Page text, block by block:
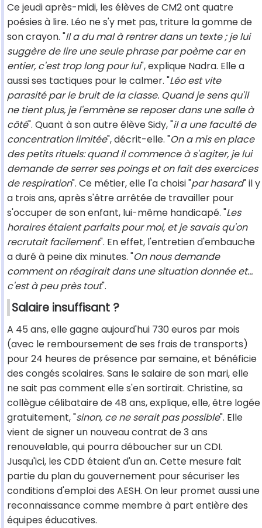
Ce jeudi après-midi, les élèves de CM2 ont quatre
poésies à lire. Léo ne s'y met pas, triture la gomme de
son crayon. "Il a du mal à rentrer dans un texte ; je lui
suggère de lire une seule phrase par poème car en
entier, c'est trop long pour lui", explique Nadra. Elle a
aussi ses tactiques pour le calmer. "Léo est vite
parasité par le bruit de la classe. Quand je sens qu'il
ne tient plus, je l'emmène se reposer dans une salle à
côté". Quant à son autre élève Sidy, "il a une faculté de
concentration limitée", décrit-elle. "On a mis en place
des petits rituels: quand il commence à s'agiter, je lui
demande de serrer ses poings et on fait des exercices
de respiration". Ce métier, elle l'a choisi "par hasard" il y
a trois ans, après s'être arrêtée de travailler pour
s'occuper de son enfant, lui-même handicapé. "Les
horaires étaient parfaits pour moi, et je savais qu'on
recrutait facilement". En effet, l'entretien d'embauche
a duré à peine dix minutes. "On nous demande
comment on réagirait dans une situation donnée et...
c'est à peu près tout".
Salaire insuffisant ?
A 45 ans, elle gagne aujourd'hui 730 euros par mois
(avec le remboursement de ses frais de transports)
pour 24 heures de présence par semaine, et bénéficie
des congés scolaires. Sans le salaire de son mari, elle
ne sait pas comment elle s'en sortirait. Christine, sa
collègue célibataire de 48 ans, explique, elle, être logée
gratuitement, "sinon, ce ne serait pas possible". Elle
vient de signer un nouveau contrat de 3 ans
renouvelable, qui pourra déboucher sur un CDI.
Jusqu'ici, les CDD étaient d'un an. Cette mesure fait
partie du plan du gouvernement pour sécuriser les
conditions d'emploi des AESH. On leur promet aussi une
reconnaissance comme membre à part entière des
équipes éducatives.